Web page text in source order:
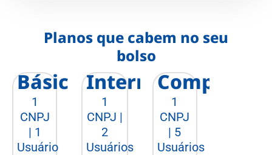
Planos que cabem no seu
bolso
Básico
1
CNPJ
| 1
Usuário
Intermediário
1
CNPJ |
2
Usuários​
Completo
1
CNPJ
| 5
Usuários